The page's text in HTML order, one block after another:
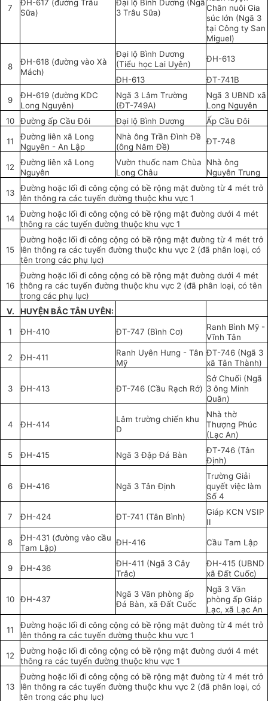
7
ĐH-617 (đường Trâu
Sữa)
Đại lộ Bình Dương (Ngã
3 Trâu Sữa)
Chăn nuôi Gia
súc lớn (Ngã 3
tại Công ty San
Miguel)
8
ĐH-618 (đường vào Xà
Mách)
Đại lộ Bình Dương
(Tiểu học Lai Uyên)
ĐH-613
ĐH-613 ĐT-741B
9
ĐH-619 (đường KDC
Long Nguyên)
Ngã 3 Lâm Trường
(ĐT-749A)
Ngã 3 UBND xã
Long Nguyên
10
Đường ấp Cầu Đôi Đại lộ Bình Dương Ấp Cầu Đôi
11
Đường liên xã Long
Nguyên - An Lập
Nhà ông Trần Đình Đề
(ông Năm Đề)
ĐT-748
12
Đường liên xã Long
Nguyên
Vườn thuốc nam Chùa
Long Châu
Nhà ông
Nguyễn Trung
13
Đường hoặc lối đi công cộng có bề rộng mặt đường từ 4 mét trở
lên thông ra các tuyến đường thuộc khu vực 1
14
Đường hoặc lối đi công cộng có bề rộng mặt đường dưới 4 mét
thông ra các tuyến đường thuộc khu vực 1
15
Đường hoặc lối đi công cộng có bề rộng mặt đường từ 4 mét trở
lên thông ra các tuyến đường thuộc khu vực 2 (đã phân loại, có
tên trong các phụ lục)
16
Đường hoặc lối đi công cộng có bề rộng mặt đường dưới 4 mét
thông ra các tuyến đường thuộc khu vực 2 (đã phân loại, có tên
trong các phụ lục)
V.
HUYỆN BẮC TÂN UYÊN:
1 ĐH-410 ĐT-747 (Bình Cơ)
Ranh Bình Mỹ -
Vĩnh Tân
2 ĐH-411
Ranh Uyên Hưng - Tân
Mỹ
ĐT-746 (Ngã 3
xã Tân Thành)
3 ĐH-413 ĐT-746 (Cầu Rạch Rớ)
Sở Chuối (Ngã
3 ông Minh
Quăn)
4 ĐH-414
Lâm trường chiến khu
D
Nhà thờ
Thượng Phúc
(Lạc An)
5 ĐH-415 Ngã 3 Đập Đá Bàn
ĐT-746 (Tân
Định)
6 ĐH-416 Ngã 3 Tân Định
Trường Giải
quyết việc làm
Số 4
7 ĐH-424 ĐT-741 (Tân Bình)
Giáp KCN VSIP
II
8
ĐH-431 (đường vào cầu
Tam Lập)
ĐH-416 Cầu Tam Lập
9 ĐH-436
ĐH-411 (Ngã 3 Cây
Trắc)
ĐH-415 (UBND
xã Đất Cuốc)
10 ĐH-437
Ngã 3 Văn phòng ấp
Đá Bàn, xã Đất Cuốc
Ngã 3 Văn
phòng ấp Giáp
Lạc, xã Lạc An
11
Đường hoặc lối đi công cộng có bề rộng mặt đường từ 4 mét trở
lên thông ra các tuyến đường thuộc khu vực 1
12
Đường hoặc lối đi công cộng có bề rộng mặt đường dưới 4 mét
thông ra các tuyến đường thuộc khu vực 1
13
Đường hoặc lối đi công cộng có bề rộng mặt đường từ 4 mét trở
lên thông ra các tuyến đường thuộc khu vực 2 (đã phân loại, có
tên trong các phụ lục)